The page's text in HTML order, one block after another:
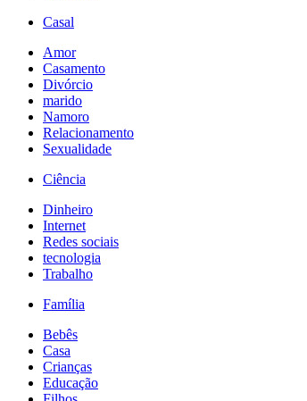
Casal
Amor
Casamento
Divórcio
marido
Namoro
Relacionamento
Sexualidade
Ciência
Dinheiro
Internet
Redes sociais
tecnologia
Trabalho
Família
Bebês
Casa
Crianças
Educação